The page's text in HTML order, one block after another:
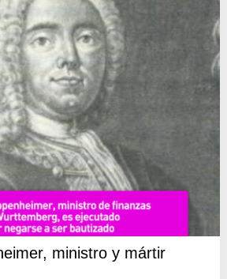
ministro y mártir